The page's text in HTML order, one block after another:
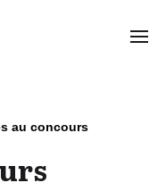
au concours